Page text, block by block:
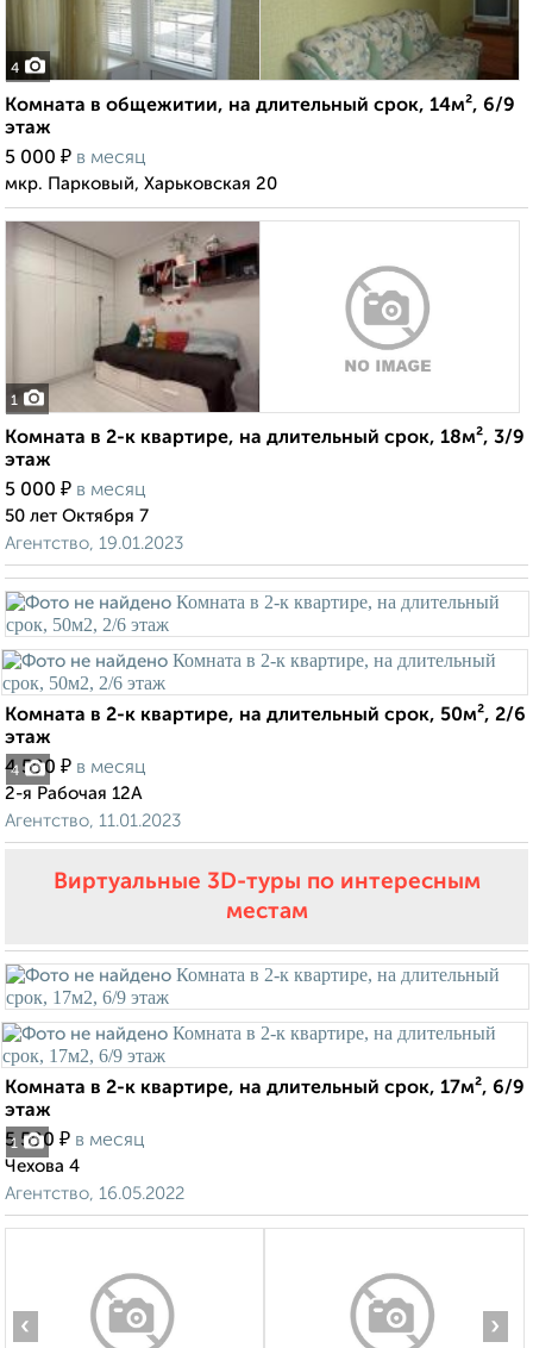
4
Комната в общежитии, на длительный срок, 14м², 6/9
этаж
5 000 ₽ в месяц
мкр. Парковый, Харьковская 20
1
Комната в 2-к квартире, на длительный срок, 18м², 3/9
этаж
5 000 ₽ в месяц
50 лет Октября 7
Агентство, 19.01.2023
4
Комната в 2-к квартире, на длительный срок, 50м², 2/6
этаж
4 500 ₽ в месяц
2-я Рабочая 12А
Агентство, 11.01.2023
Виртуальные 3D-туры по интересным
местам
1
Комната в 2-к квартире, на длительный срок, 17м², 6/9
этаж
5 500 ₽ в месяц
Чехова 4
Агентство, 16.05.2022
‹ ›